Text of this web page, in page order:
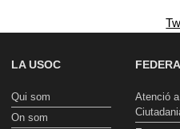
LA USOC
Qui som
On som
Atenció